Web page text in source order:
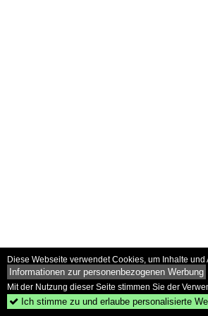
Diese Webseite verwendet Cookies, um Inhalte
Informationen zur personenbezogenen Werbung
Mit der Nutzung dieser Seite stimmen Sie der
 Ich stimme zu und erlaube personalisierte